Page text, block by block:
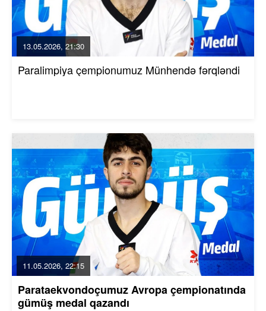
13.05.2026, 21:30
Paralimpiya çempionumuz Münhendə fərqləndi
11.05.2026, 22:15
Parataekvondoçumuz Avropa çempionatında
gümüş medal qazandı